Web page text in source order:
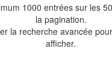
1000 entrées sur les
la pagination.
la recherche avancée
afficher.